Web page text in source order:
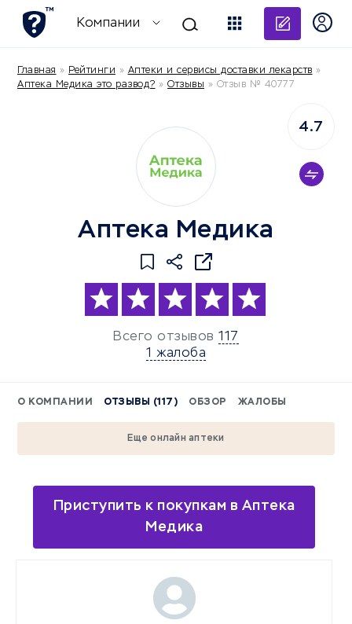
Компании
Главная » Рейтинги » Аптеки и сервисы доставки лекарств »
Аптека Медика это развод? » Отзывы » Отзыв № 40777
Аптека Медика
Всего отзывов 117
1 жалоба
4.7
О КОМПАНИИ ОТЗЫВЫ (117) ОБЗОР ЖАЛОБЫ
Еще онлайн аптеки
Приступить к покупкам в Аптека
Медика